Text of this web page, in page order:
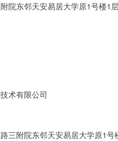
院东邻天安易居大学原1号楼1
术有限公司
三附院东邻天安易居大学原1号